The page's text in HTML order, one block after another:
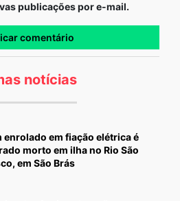
publicações por e-mail.
notícias
enrolado em fiação elétrica é
morto em ilha no Rio São
em São Brás